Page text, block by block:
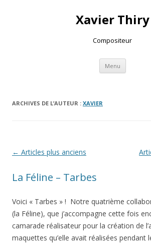
Xavier Thiry
Compositeur
Menu Aller au
ARCHIVES DE L’AUTEUR : XAVIER
Navigation des articles
← Articles plus anciens
La Féline – Tarbes
Voici « Tarbes » ! Notre quatrième
(la Féline), que j’accompagne cette fois
camarade réalisateur pour la création de
maquettes qu’elle avait réalisées pendant